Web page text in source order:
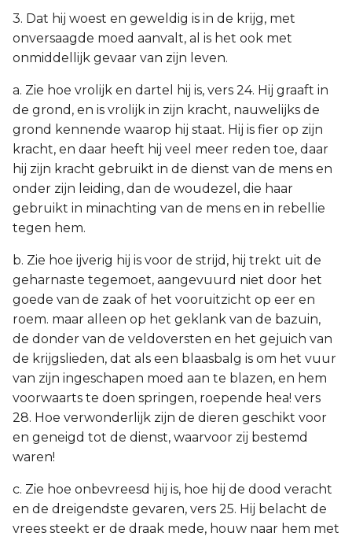
3. Dat hij woest en geweldig is in de krijg, met
onversaagde moed aanvalt, al is het ook met
onmiddellijk gevaar van zijn leven.
a. Zie hoe vrolijk en dartel hij is, vers 24. Hij graaft in
de grond, en is vrolijk in zijn kracht, nauwelijks de
grond kennende waarop hij staat. Hij is fier op zijn
kracht, en daar heeft hij veel meer reden toe, daar
hij zijn kracht gebruikt in de dienst van de mens en
onder zijn leiding, dan de woudezel, die haar
gebruikt in minachting van de mens en in rebellie
tegen hem.
b. Zie hoe ijverig hij is voor de strijd, hij trekt uit de
geharnaste tegemoet, aangevuurd niet door het
goede van de zaak of het vooruitzicht op eer en
roem. maar alleen op het geklank van de bazuin,
de donder van de veldoversten en het gejuich van
de krijgslieden, dat als een blaasbalg is om het vuur
van zijn ingeschapen moed aan te blazen, en hem
voorwaarts te doen springen, roepende hea! vers
28. Hoe verwonderlijk zijn de dieren geschikt voor
en geneigd tot de dienst, waarvoor zij bestemd
waren!
c. Zie hoe onbevreesd hij is, hoe hij de dood veracht
en de dreigendste gevaren, vers 25. Hij belacht de
vrees steekt er de draak mede, houw naar hem met